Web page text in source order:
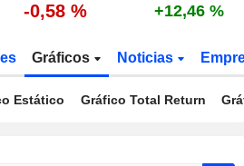
-0,58 % +12,46 %
Gráficos Noticias
Estático Gráfico Total Return